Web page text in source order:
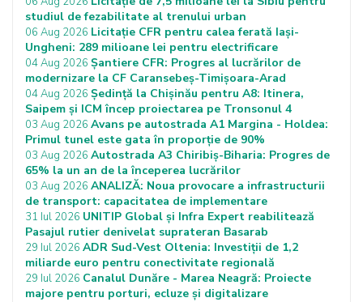
studiul de fezabilitate al trenului urban
06 Aug 2026 Licitație CFR pentru calea ferată Iași-
Ungheni: 289 milioane lei pentru electrificare
04 Aug 2026 Șantiere CFR: Progres al lucrărilor de
modernizare la CF Caransebeș-Timișoara-Arad
04 Aug 2026 Ședință la Chișinău pentru A8: Itinera,
Saipem și ICM încep proiectarea pe Tronsonul 4
03 Aug 2026 Avans pe autostrada A1 Margina - Holdea:
Primul tunel este gata în proporție de 90%
03 Aug 2026 Autostrada A3 Chiribiș-Biharia: Progres de
65% la un an de la începerea lucrărilor
03 Aug 2026 ANALIZĂ: Noua provocare a infrastructurii
de transport: capacitatea de implementare
31 Iul 2026 UNITIP Global și Infra Expert reabilitează
Pasajul rutier denivelat suprateran Basarab
29 Iul 2026 ADR Sud-Vest Oltenia: Investiții de 1,2
miliarde euro pentru conectivitate regională
29 Iul 2026 Canalul Dunăre - Marea Neagră: Proiecte
majore pentru porturi, ecluze și digitalizare